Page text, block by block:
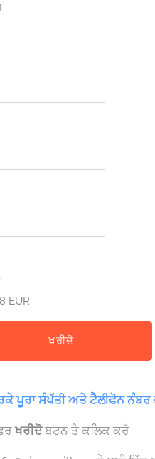
EUR
ਖਰੀਦੋ
ਪੂਰਾ ਸੰਪੱਤੀ ਅਤੇ ਟੈਲੀਫੋਨ ਨੰਬਰ
ਖਰੀਦੋਬਟਨ ਤੇ ਕਲਿਕ ਕਰੋ